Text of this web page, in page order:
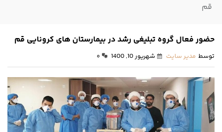
قم
حضور فعال گروه تبلیغی رشد در بیمارستان های کرونایی قم
توسط مدیر سایت شهریور 10, 1400 ۰